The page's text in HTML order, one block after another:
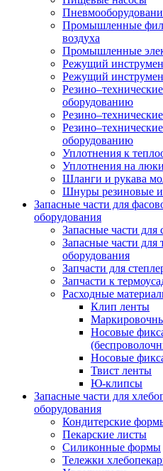
Промышленные
воздуха
Промышленные
Режущий
Режущий
оборудованию
оборудованию
Уплотнения к
Уплотнения на
Шланги и рукава
Шнуры резиновые
Запасные части для
оборудования
Запасные части для
Запасные части для
оборудования
Запчасти для
Запчасти к
Расходные
Клип ленты
Носовые
Носовые
Твист ленты
Ю-клипсы
Запасные части для
оборудования
Кондитерские
Пекарские листы
Силиконные формы
Тележки